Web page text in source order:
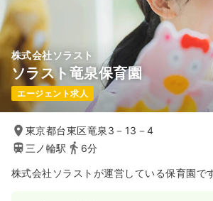
株式会社ソラスト
ソラスト竜泉保育園
エージェント求人
東京都台東区竜泉3－13－4
三ノ輪駅
6分
株式会社ソラストが運営している保育園で